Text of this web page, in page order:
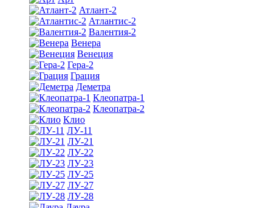
Атлант-2
Атлантис-2
Валентия-2
Венера
Венеция
Гера-2
Грация
Деметра
Клеопатра-1
Клеопатра-2
Клио
ЛУ-11
ЛУ-21
ЛУ-22
ЛУ-23
ЛУ-25
ЛУ-27
ЛУ-28